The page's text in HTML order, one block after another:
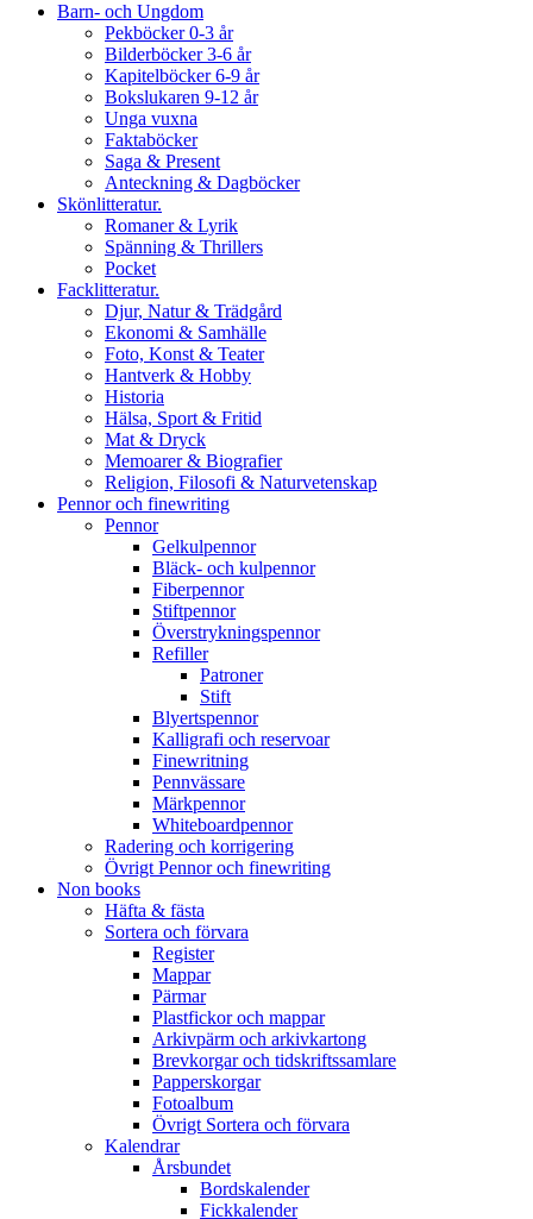
Barn- och Ungdom
Pekböcker 0-3 år
Bilderböcker 3-6 år
Kapitelböcker 6-9 år
Bokslukaren 9-12 år
Unga vuxna
Faktaböcker
Saga & Present
Anteckning & Dagböcker
Skönlitteratur.
Romaner & Lyrik
Spänning & Thrillers
Pocket
Facklitteratur.
Djur, Natur & Trädgård
Ekonomi & Samhälle
Foto, Konst & Teater
Hantverk & Hobby
Historia
Hälsa, Sport & Fritid
Mat & Dryck
Memoarer & Biografier
Religion, Filosofi & Naturvetenskap
Pennor och finewriting
Pennor
Gelkulpennor
Bläck- och kulpennor
Fiberpennor
Stiftpennor
Överstrykningspennor
Refiller
Patroner
Stift
Blyertspennor
Kalligrafi och reservoar
Finewritning
Pennvässare
Märkpennor
Whiteboardpennor
Radering och korrigering
Övrigt Pennor och finewriting
Non books
Häfta & fästa
Sortera och förvara
Register
Mappar
Pärmar
Plastfickor och mappar
Arkivpärm och arkivkartong
Brevkorgar och tidskriftssamlare
Papperskorgar
Fotoalbum
Övrigt Sortera och förvara
Kalendrar
Årsbundet
Bordskalender
Fickkalender